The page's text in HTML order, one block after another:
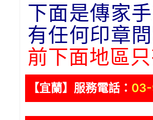
下面是傳家
有任何印章
前下面地區
【宜蘭】服務電話：